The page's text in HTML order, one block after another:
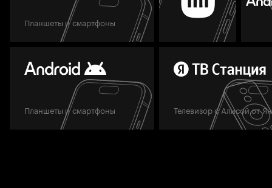
Планшеты и смартфоны
Планшеты и смартфоны Телевизор с Алисой от